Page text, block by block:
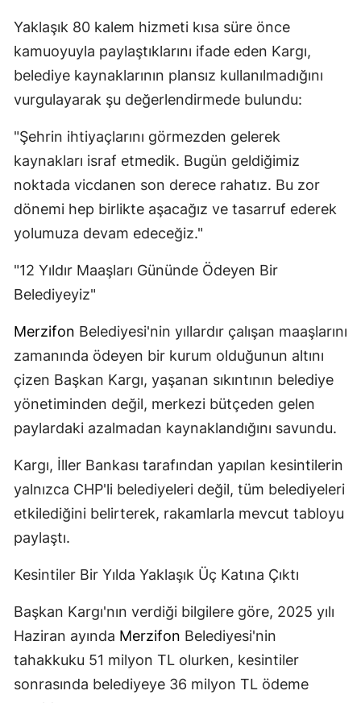
Yaklaşık 80 kalem hizmeti kısa süre önce
kamuoyuyla paylaştıklarını ifade eden Kargı,
belediye kaynaklarının plansız kullanılmadığını
vurgulayarak şu değerlendirmede bulundu:
"Şehrin ihtiyaçlarını görmezden gelerek
kaynakları israf etmedik. Bugün geldiğimiz
noktada vicdanen son derece rahatız. Bu zor
dönemi hep birlikte aşacağız ve tasarruf ederek
yolumuza devam edeceğiz."
"12 Yıldır Maaşları Gününde Ödeyen Bir
Belediyeyiz"
Merzifon Belediyesi'nin yıllardır çalışan maaşlarını
zamanında ödeyen bir kurum olduğunun altını
çizen Başkan Kargı, yaşanan sıkıntının belediye
yönetiminden değil, merkezi bütçeden gelen
paylardaki azalmadan kaynaklandığını savundu.
Kargı, İller Bankası tarafından yapılan kesintilerin
yalnızca CHP'li belediyeleri değil, tüm belediyeleri
etkilediğini belirterek, rakamlarla mevcut tabloyu
paylaştı.
Kesintiler Bir Yılda Yaklaşık Üç Katına Çıktı
Başkan Kargı'nın verdiği bilgilere göre, 2025 yılı
Haziran ayında Merzifon Belediyesi'nin
tahakkuku 51 milyon TL olurken, kesintiler
sonrasında belediyeye 36 milyon TL ödeme